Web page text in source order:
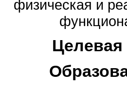
физическая и